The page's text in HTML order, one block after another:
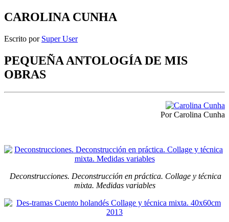
CAROLINA CUNHA
Escrito por Super User
PEQUEÑA ANTOLOGÍA DE MIS
OBRAS
Por Carolina Cunha
Deconstrucciones. Deconstrucción en práctica. Collage y técnica
mixta. Medidas variables